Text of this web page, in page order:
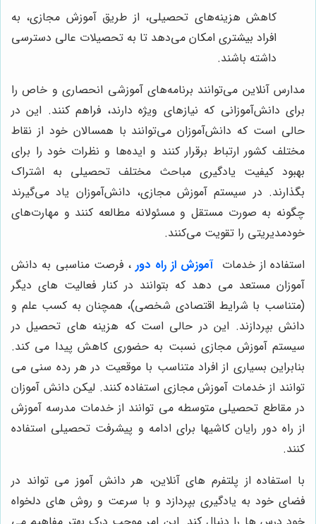
کاهش هزینه‌های تحصیلی، از طریق آموزش مجازی، به
افراد بیشتری امکان می‌دهد تا به تحصیلات عالی دسترسی
داشته باشند.
مدارس آنلاین می‌توانند برنامه‌های آموزشی انحصاری و خاص را
برای دانش‌آموزانی که نیازهای ویژه دارند، فراهم کنند. این در
حالی است که دانش‌آموزان می‌توانند با همسالان خود از نقاط
مختلف کشور ارتباط برقرار کنند و ایده‌ها و نظرات خود را برای
بهبود کیفیت یادگیری مباحث مختلف تحصیلی به اشتراک
بگذارند. در سیستم آموزش مجازی، دانش‌آموزان یاد می‌گیرند
چگونه به صورت مستقل و مسئولانه مطالعه کنند و مهارت‌های
خودمدیریتی را تقویت می‌کنند.
استفاده از خدمات آموزش از راه دور ، فرصت مناسبی به دانش
آموزان مستعد می دهد که بتوانند در کنار فعالیت های دیگر
(متناسب با شرایط اقتصادی شخصی)، همچنان به کسب علم و
دانش بپردازند. این در حالی است که هزینه های تحصیل در
سیستم آموزش مجازی نسبت به حضوری کاهش پیدا می کند.
بنابراین بسیاری از افراد متناسب با موقعیت در هر رده سنی می
توانند از خدمات آموزش مجازی استفاده کنند. لیکن دانش آموزان
در مقاطع تحصیلی متوسطه می توانند از خدمات مدرسه آموزش
از راه دور رایان کاشیها برای ادامه و پیشرفت تحصیلی استفاده
کنند.
با استفاده از پلتفرم های آنلاین، هر دانش آموز می تواند در
فضای خود به یادگیری بپردازد و با سرعت و روش های دلخواه